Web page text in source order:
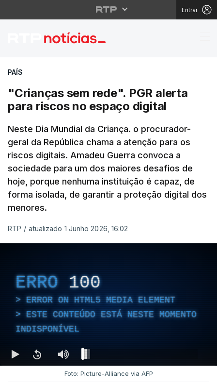
Entrar
"Crianças sem rede".
PAÍS
"Crianças sem rede". PGR alerta
para riscos no espaço digital
Neste Dia Mundial da Criança. o procurador-
geral da República chama a atenção para os
riscos digitais. Amadeu Guerra convoca a
sociedade para um dos maiores desafios de
hoje, porque nenhuma instituição é capaz, de
forma isolada, de garantir a proteção digital dos
menores.
RTP / atualizado 1 Junho 2026, 16:02
ERRO 100
ERROR ON HTML5 MEDIA ELEMENT
ESTE CONTEÚDO ESTÁ NESTE MOMENTO
INDISPONÍVEL
Foto: Picture-Alliance via AFP